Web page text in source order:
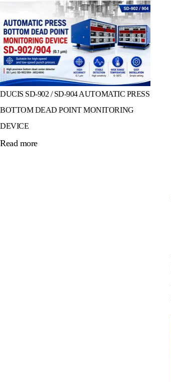
DUCIS SD-902 / SD-904 AUTOMATIC PRESS
BOTTOM DEAD POINT MONITORING
DEVICE
Read more